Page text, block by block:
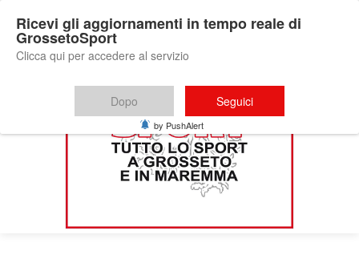
Ricevi gli aggiornamenti in tempo reale di
GrossetoSport
Clicca qui per accedere al servizio
Dopo Seguici
by PushAlert